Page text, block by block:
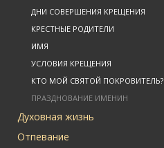
ДНИ СОВЕРШЕНИЯ КРЕЩЕНИЯ
КРЕСТНЫЕ РОДИТЕЛИ
ИМЯ
УСЛОВИЯ КРЕЩЕНИЯ
КТО МОЙ СВЯТОЙ ПОКРОВИТЕЛЬ?
ПРАЗДНОВАНИЕ ИМЕНИН
Духовная жизнь
Отпевание